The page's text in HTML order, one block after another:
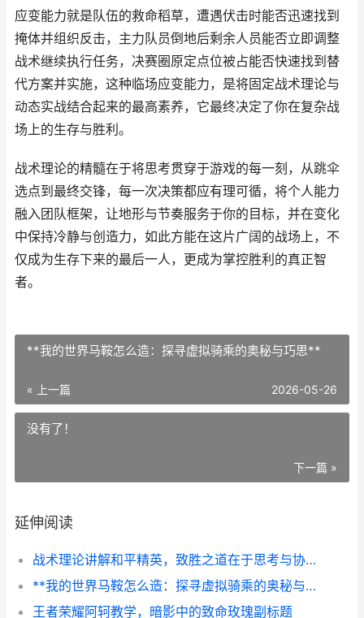
应变能力就是队伍的救命稻草，遭遇伏击时能否迅速找到
掩体并组织反击，主力队员倒地后剩余人员能否立即调整
战术继续执行任务，决赛圈原定点位被占能否快速找到替
代方案并实施，这种临场应变能力，是将固定战术理论与
动态实战结合起来的最高素养，它最终决定了你在复杂战
场上的生存与胜利。
战术理论的精髓在于将思考贯穿于游戏的每一刻，从跳伞
选点到最终交锋，每一次决策都应有理可循，将个人能力
融入团队框架，让地形与节奏服务于你的目标，并在变化
中保持冷静与创造力，如此方能在这片广阔的战场上，不
仅成为生存下来的最后一人，更成为掌控胜利的真正智
者。
**我的世界马鞍怎么造：探寻虚拟骑乘的奥秘与巧思**
« 上一篇 2026-05-26
没有了！
下一篇 »
延伸阅读
战术理论讲解和平精英，致胜之道在于思考与协作
**我的世界马鞍怎么造：探寻虚拟骑乘的奥秘与巧思**
王者荣耀阿轲教学，暗影中的致命玫瑰副标题